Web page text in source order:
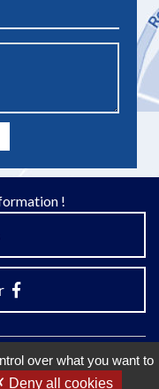
!
over what you want to
Deny all cookies